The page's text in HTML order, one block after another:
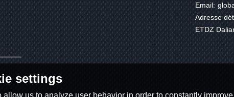
Email:
Adresse
ETDZ
settings